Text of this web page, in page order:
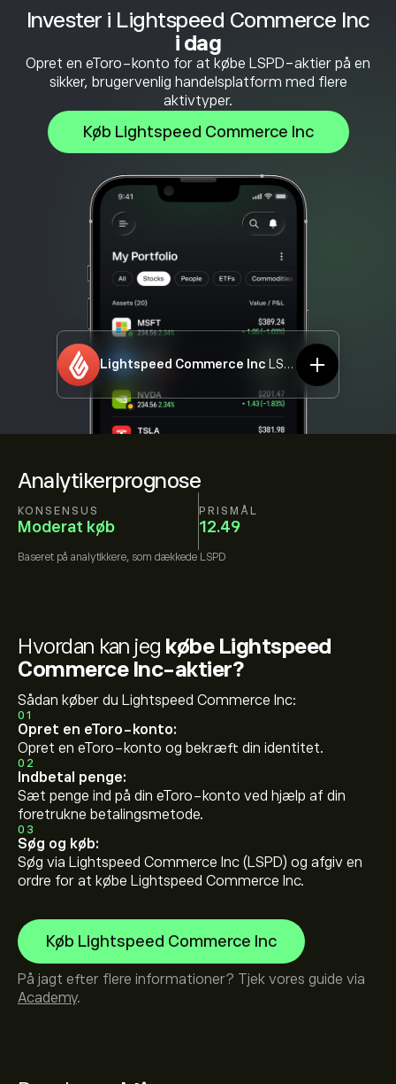
Analytikerprognose
KONSENSUS
Moderat køb
PRISMÅL
12.49
Baseret på analytikkere, som dækkede LSPD
Invester i Lightspeed Commerce Inc
i dag
Opret en eToro-konto for at købe LSPD-aktier på en
sikker, brugervenlig handelsplatform med flere
aktivtyper.
Køb Lightspeed Commerce Inc
Lightspeed Commerce Inc LSPD
Hvordan kan jeg købe Lightspeed
Commerce Inc-aktier?
Sådan køber du Lightspeed Commerce Inc:
01
Opret en eToro-konto:
Opret en eToro-konto og bekræft din identitet.
02
Indbetal penge:
Sæt penge ind på din eToro-konto ved hjælp af din
foretrukne betalingsmetode.
03
Søg og køb:
Søg via Lightspeed Commerce Inc (LSPD) og afgiv en
ordre for at købe Lightspeed Commerce Inc.
Køb Lightspeed Commerce Inc
På jagt efter flere informationer? Tjek vores guide via
Academy.